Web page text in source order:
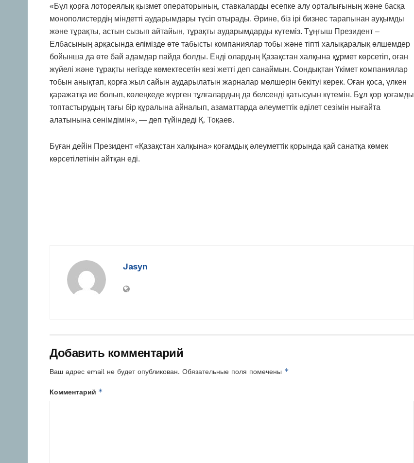
«Бұл қорға лотореялық қызмет операторының, ставкаларды есепке алу орталығының және басқа
монополистердің міндетті аударымдары түсіп отырады. Әрине, біз ірі бизнес тарапынан ауқымды
және тұрақты, астын сызып айтайын, тұрақты аударымдарды күтеміз. Тұңғыш Президент –
Елбасының арқасында елімізде өте табысты компаниялар тобы және тіпті халықаралық өлшемдер
бойынша да өте бай адамдар пайда болды. Енді олардың Қазақстан халқына құрмет көрсетіп, оған
жүйелі және тұрақты негізде көмектесетін кезі жетті деп санаймын. Сондықтан Үкімет компаниялар
тобын анықтап, қорға жыл сайын аударылатын жарналар мөлшерін бекітуі керек. Оған қоса, үлкен
қаражатқа ие болып, көлеңкеде жүрген тұлғалардың да белсенді қатысуын күтемін. Бұл қор қоғамды
топтастырудың тағы бір құралына айналып, азаматтарда әлеуметтік әділет сезімін нығайта
алатынына сенімдімін», — деп түйіндеді Қ. Тоқаев.
Бұған дейін Президент «Қазақстан халқына» қоғамдық әлеуметтік қорында қай санатқа көмек
көрсетілетінін айтқан еді.
Jasyn
Добавить комментарий
Ваш адрес email не будет опубликован. Обязательные поля помечены *
Комментарий *